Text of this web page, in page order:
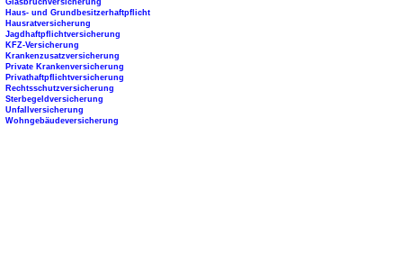
Glasbruchversicherung
Haus- und Grundbesitzerhaftpflicht
Hausratversicherung
Jagdhaftpflichtversicherung
KFZ-Versicherung
Krankenzusatzversicherung
Private Krankenversicherung
Privathaftpflichtversicherung
Rechtsschutzversicherung
Sterbegeldversicherung
Unfallversicherung
Wohngebäudeversicherung